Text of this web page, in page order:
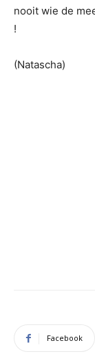
nooit wie de
!
(Natascha)
Facebook